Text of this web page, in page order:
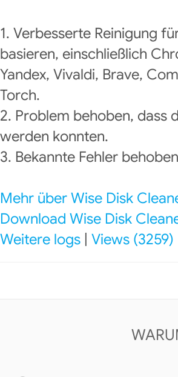
1. Verbesserte Reinigung
basieren, einschließlich
Yandex, Vivaldi, Brave,
Torch.
2. Problem behoben, dass
werden konnten.
3. Bekannte Fehler
Mehr über Wise Disk
Download Wise Disk
Weitere logs Views (3259)